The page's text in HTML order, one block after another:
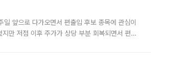
앞으로 다가오면서 편출입 후보 종목에 관심이
만 저점 이후 주가가 상당 부분 회복되면서 편입